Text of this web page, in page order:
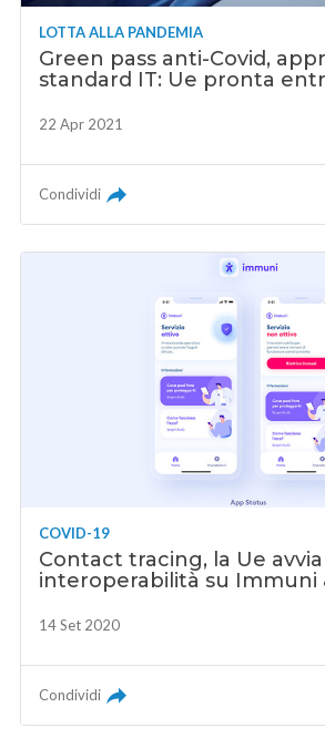
LOTTA ALLA PANDEMIA
Green pass anti-Covid,
standard IT: Ue pronta
22 Apr 2021
Condividi
COVID-19
Contact tracing, la Ue
interoperabilità su Immuni
14 Set 2020
Condividi